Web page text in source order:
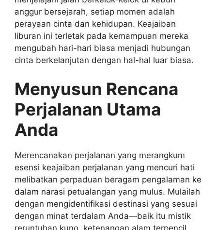
anggur bersejarah, setiap momen adalah
perayaan cinta dan kehidupan. Keajaiban
liburan ini terletak pada kemampuan mereka
mengubah hari-hari biasa menjadi hubungan
cinta berkelanjutan dengan hal-hal luar biasa.
Menyusun Rencana
Perjalanan Utama
Anda
Merencanakan perjalanan yang merangkum
esensi keajaiban perjalanan yang mencuri hati
melibatkan perpaduan beragam pengalaman ke
dalam narasi petualangan yang mulus. Mulailah
dengan mengidentifikasi destinasi yang sesuai
dengan minat terdalam Anda—baik itu mistik